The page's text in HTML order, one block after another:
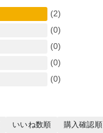
(2)
(0)
(0)
(0)
(0)
いいね数順 購入確認順